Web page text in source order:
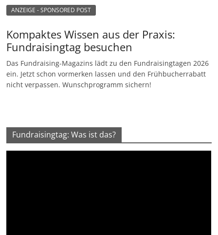
ANZEIGE - SPONSORED POST
Kompaktes Wissen aus der Praxis:
Fundraisingtag besuchen
Das Fundraising-Magazins lädt zu den Fundraisingtagen 2026
ein. Jetzt schon vormerken lassen und den Frühbucherrabatt
nicht verpassen. Wunschprogramm sichern!
Fundraisingtag: Was ist das?